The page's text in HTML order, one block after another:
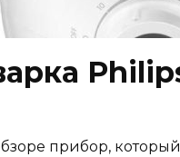
прибор,